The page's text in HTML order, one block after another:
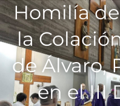
Homilía
la
de Álvaro,
en el III